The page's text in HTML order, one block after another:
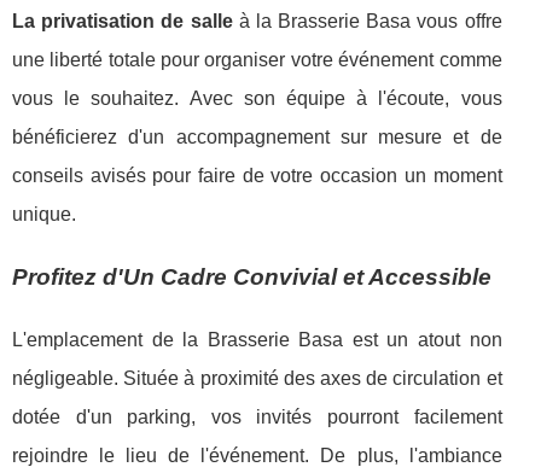
La privatisation de salleà la Brasserie Basa vous offre
une liberté totale pour organiser votre événement comme
vous le souhaitez. Avec son équipe à l'écoute, vous
bénéficierez d'un accompagnement sur mesure et de
conseils avisés pour faire de votre occasion un moment
unique.
Profitez d'Un Cadre Convivial et Accessible
L'emplacement de la Brasserie Basa est un atout non
négligeable. Située à proximité des axes de circulation et
dotée d'un parking, vos invités pourront facilement
rejoindre le lieu de l'événement. De plus, l'ambiance